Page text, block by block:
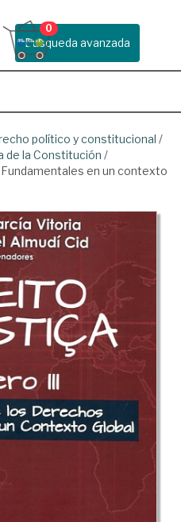
Busqueda avanzada
0
político y constitucional /
de la Constitución /
en un contexto